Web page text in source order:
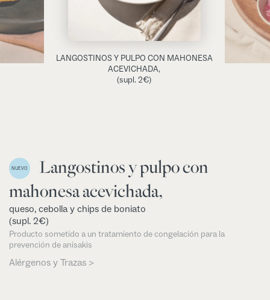
LANGOSTINOS Y PULPO CON MAHONESA
ACEVICHADA,
(supl. 2€)
NUEVO
Langostinos y pulpo con
mahonesa acevichada,
queso, cebolla y chips de boniato
(supl. 2€)
Producto sometido a un tratamiento de congelación para la
prevención de anisakis
Alérgenos y Trazas >